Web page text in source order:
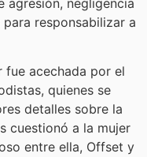
responsabilizar a
fue acechada por el
quienes se
detalles sobre la
cuestionó a la mujer
entre ella, Offset y